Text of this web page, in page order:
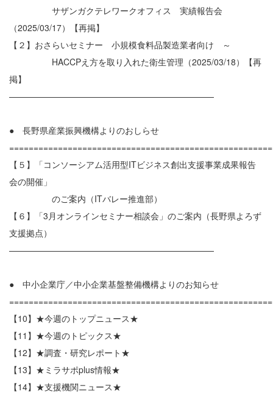
サザンガクテレワークオフィス 実績報告会
（2025/03/17）【再掲】
【２】おさらいセミナー 小規模食料品製造業者向け ～
HACCPえ方を取り入れた衛生管理（2025/03/18）【再
掲】
————————————————————————
● 長野県産業振興機構よりのおしらせ
【５】「コンソーシアム活用型ITビジネス創出支援事業成果報告
会の開催」
のご案内（ITバレー推進部）
【６】「3月オンラインセミナー相談会」のご案内（長野県よろず
支援拠点）
————————————————————————
● 中小企業庁／中小企業基盤整備機構よりのお知らせ
【10】★今週のトップニュース★
【11】★今週のトピックス★
【12】★調査・研究レポート★
【13】★ミラサポplus情報★
【14】★支援機関ニュース★